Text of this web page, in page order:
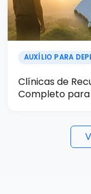
AUXÍLIO PARA
Clínicas de
Completo